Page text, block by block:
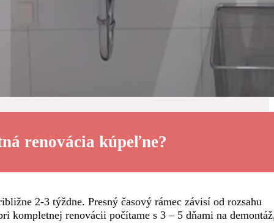
renovácia kúpeľne?
2-3 týždne. Presný časový rámec závisí od rozsahu
kompletnej renovácii počítame s 3 – 5 dňami na